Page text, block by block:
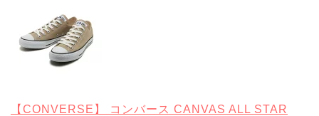
【CONVERSE】 コンバース CANVAS ALL STAR